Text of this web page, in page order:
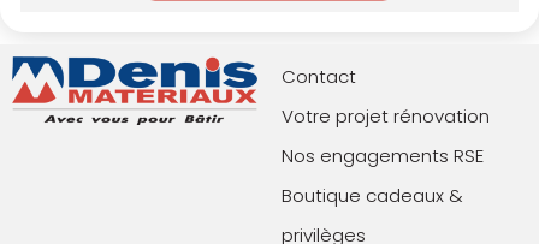
Contact
Votre projet rénovation
Nos engagements RSE
Boutique cadeaux &
privilèges